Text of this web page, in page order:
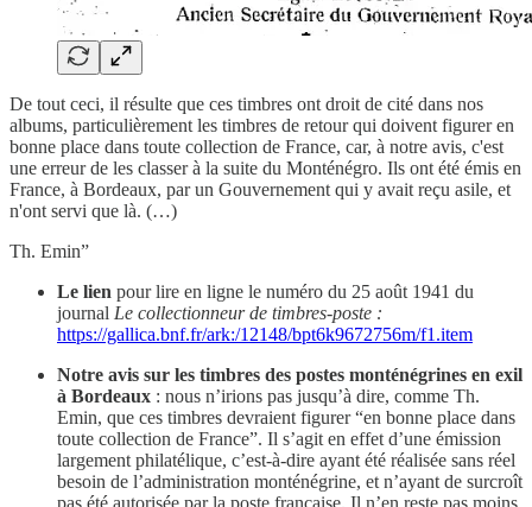
De tout ceci, il résulte que ces timbres ont droit de cité dans nos
albums, particulièrement les timbres de retour qui doivent figurer en
bonne place dans toute collection de France, car, à notre avis, c'est
une erreur de les classer à la suite du Monténégro. Ils ont été émis en
France, à Bordeaux, par un Gouvernement qui y avait reçu asile, et
n'ont servi que là. (…)
Th. Emin”
Le lien pour lire en ligne le numéro du 25 août 1941 du
journal Le collectionneur de timbres-poste :
https://gallica.bnf.fr/ark:/12148/bpt6k9672756m/f1.item
Notre avis sur les timbres des postes monténégrines en exil
à Bordeaux : nous n’irions pas jusqu’à dire, comme Th.
Emin, que ces timbres devraient figurer “en bonne place dans
toute collection de France”. Il s’agit en effet d’une émission
largement philatélique, c’est-à-dire ayant été réalisée sans réel
besoin de l’administration monténégrine, et n’ayant de surcroît